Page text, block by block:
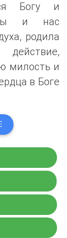
Богу и
и нас
родила
милость и
в Боге